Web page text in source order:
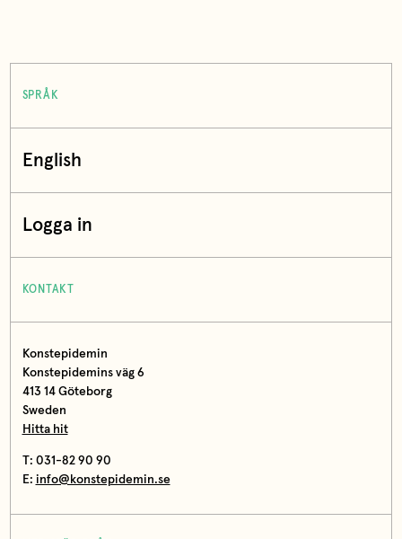
SPRÅK
English
Logga in
KONTAKT
Konstepidemin
Konstepidemins väg 6
413 14 Göteborg
Sweden
Hitta hit
T: 031-82 90 90
E: info@konstepidemin.se